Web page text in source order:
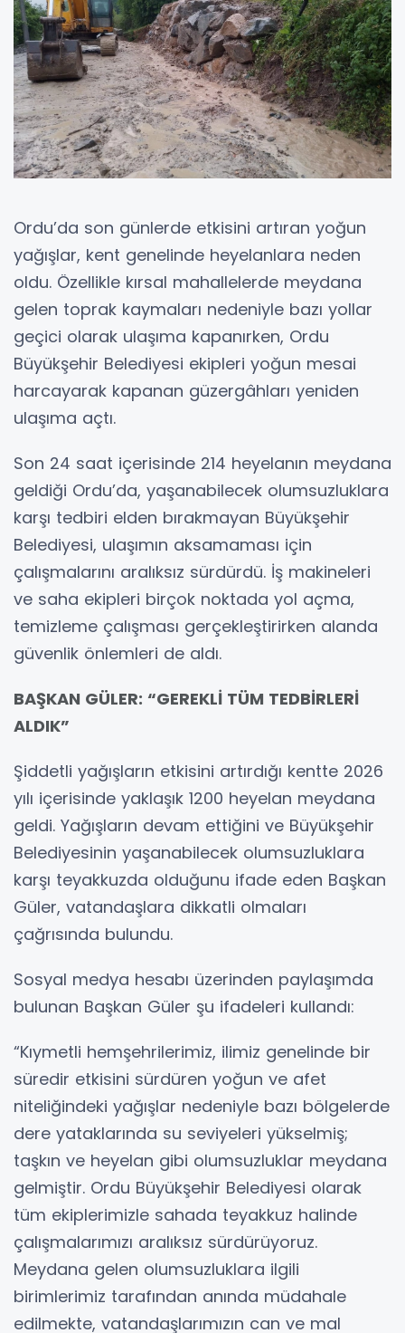
Ordu’da son günlerde etkisini artıran yoğun
yağışlar, kent genelinde heyelanlara neden
oldu. Özellikle kırsal mahallelerde meydana
gelen toprak kaymaları nedeniyle bazı yollar
geçici olarak ulaşıma kapanırken, Ordu
Büyükşehir Belediyesi ekipleri yoğun mesai
harcayarak kapanan güzergâhları yeniden
ulaşıma açtı.
Son 24 saat içerisinde 214 heyelanın meydana
geldiği Ordu’da, yaşanabilecek olumsuzluklara
karşı tedbiri elden bırakmayan Büyükşehir
Belediyesi, ulaşımın aksamaması için
çalışmalarını aralıksız sürdürdü. İş makineleri
ve saha ekipleri birçok noktada yol açma,
temizleme çalışması gerçekleştirirken alanda
güvenlik önlemleri de aldı.
BAŞKAN GÜLER: “GEREKLİ TÜM TEDBİRLERİ
ALDIK”
Şiddetli yağışların etkisini artırdığı kentte 2026
yılı içerisinde yaklaşık 1200 heyelan meydana
geldi. Yağışların devam ettiğini ve Büyükşehir
Belediyesinin yaşanabilecek olumsuzluklara
karşı teyakkuzda olduğunu ifade eden Başkan
Güler, vatandaşlara dikkatli olmaları
çağrısında bulundu.
Sosyal medya hesabı üzerinden paylaşımda
bulunan Başkan Güler şu ifadeleri kullandı:
“Kıymetli hemşehrilerimiz, ilimiz genelinde bir
süredir etkisini sürdüren yoğun ve afet
niteliğindeki yağışlar nedeniyle bazı bölgelerde
dere yataklarında su seviyeleri yükselmiş;
taşkın ve heyelan gibi olumsuzluklar meydana
gelmiştir. Ordu Büyükşehir Belediyesi olarak
tüm ekiplerimizle sahada teyakkuz halinde
çalışmalarımızı aralıksız sürdürüyoruz.
Meydana gelen olumsuzluklara ilgili
birimlerimiz tarafından anında müdahale
edilmekte, vatandaşlarımızın can ve mal